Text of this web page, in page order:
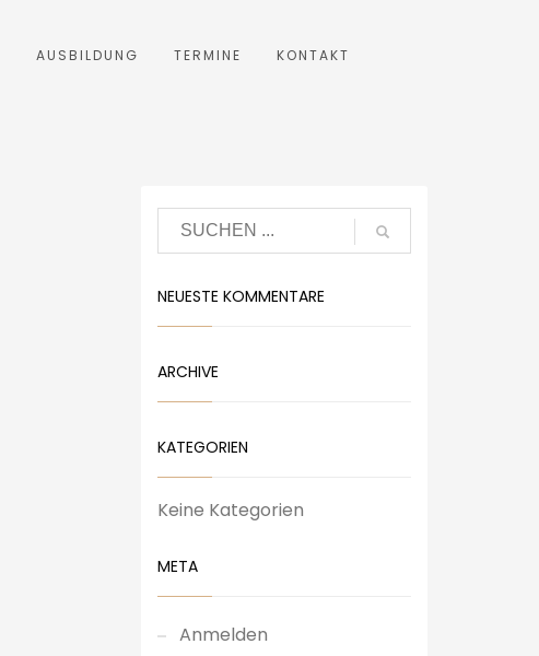
AUSBILDUNG TERMINE KONTAKT
NEUESTE KOMMENTARE
ARCHIVE
KATEGORIEN
Keine Kategorien
META
Anmelden